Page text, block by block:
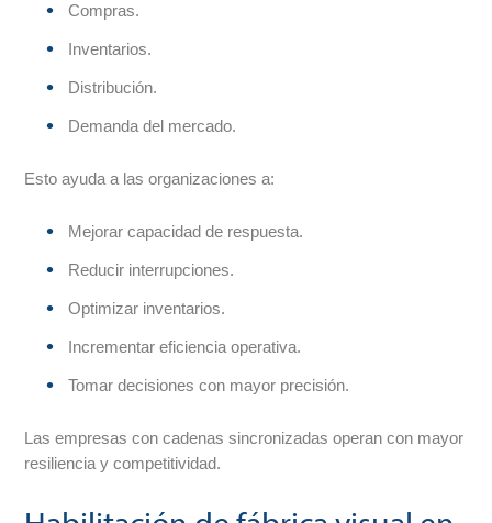
Compras.
Inventarios.
Distribución.
Demanda del mercado.
Esto ayuda a las organizaciones a:
Mejorar capacidad de respuesta.
Reducir interrupciones.
Optimizar inventarios.
Incrementar eficiencia operativa.
Tomar decisiones con mayor precisión.
Las empresas con cadenas sincronizadas operan con mayor
resiliencia y competitividad.